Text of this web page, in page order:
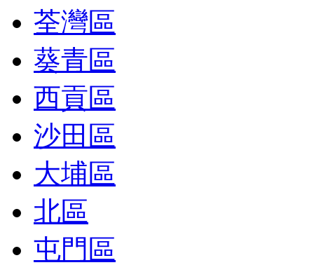
荃灣區
葵青區
西貢區
沙田區
大埔區
北區
屯門區